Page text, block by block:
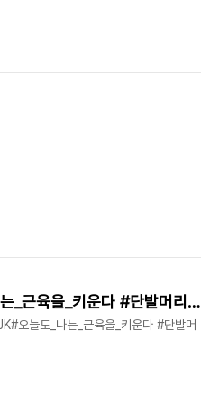
[VLOG] 정국 | 근육토끼의 운동일지 #오늘도_나는_근육을_키운다 #단발머리그소년
오늘도_나는_근육을_키운다 #단발머